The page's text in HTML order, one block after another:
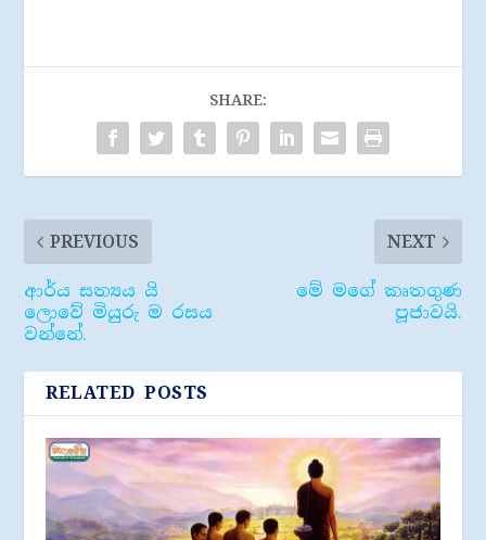
SHARE:
PREVIOUS
ආර්ය සත්‍යය යි
ලොවේ මියුරු ම රසය
වන්නේ.
NEXT
මේ මගේ කෘතගුණ
පූජාවයි.
RELATED POSTS